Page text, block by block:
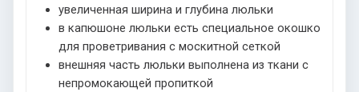
увеличенная ширина и глубина люльки
в капюшоне люльки есть специальное окошко
для проветривания с москитной сеткой
внешняя часть люльки выполнена из ткани с
непромокающей пропиткой